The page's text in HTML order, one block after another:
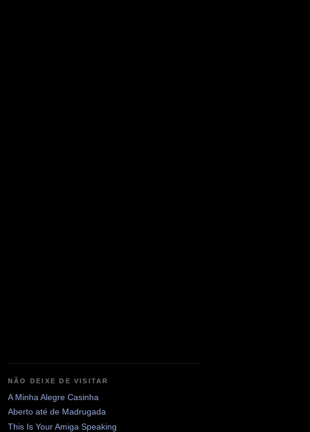
NÃO DEIXE DE VISITAR
A Minha Alegre Casinha
Aberto até de Madrugada
This Is Your Amiga Speaking